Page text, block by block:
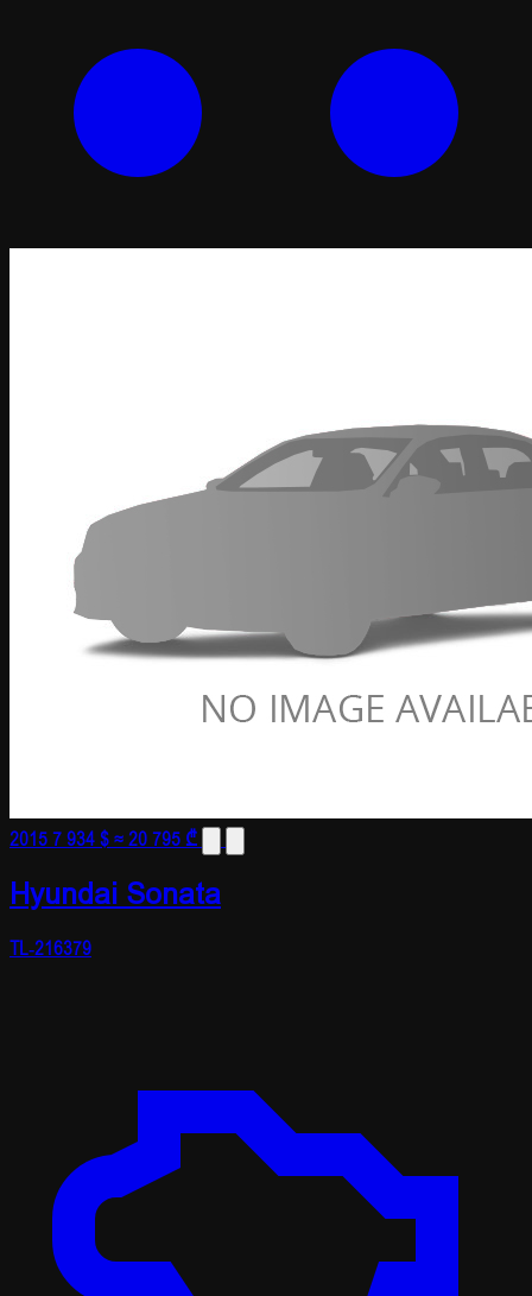
20157 934 $≈ 20 795 ₾
Hyundai Sonata
TL-216379